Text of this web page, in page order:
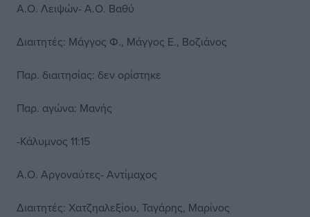
Α.Ο. Λειψών- Α.Ο. Βαθύ
Διαιτητές: Μάγγος Φ., Μάγγος Ε., Βοζιάνος
Παρ. διαιτησίας: δεν ορίστηκε
Παρ. αγώνα: Μανής
-Κάλυμνος 11:15
Α.Ο. Αργοναύτες- Αντίμαχος
Διαιτητές: Χατζηαλεξίου, Ταγάρης, Μαρίνος